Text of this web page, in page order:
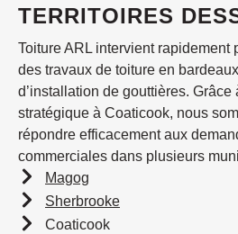
TERRITOIRES
Toiture ARL intervient rapidement
des travaux de toiture en
d’installation de gouttières.
stratégique à Coaticook, nous
répondre efficacement aux
commerciales dans plusieurs
Magog
Sherbrooke
Coaticook